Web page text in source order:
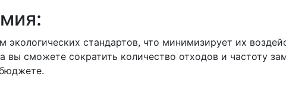
экологических стандартов, что минимизирует их
вы сможете сократить количество отходов и частоту